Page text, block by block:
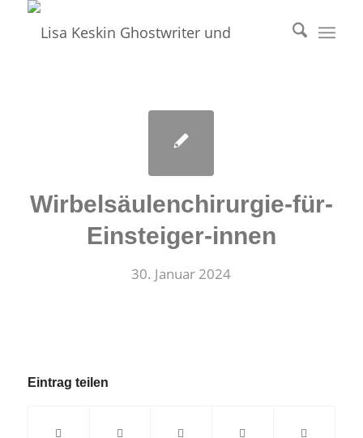
Wirbelsäulenchirurgie-für-
Einsteiger-innen
30. Januar 2024
Eintrag teilen